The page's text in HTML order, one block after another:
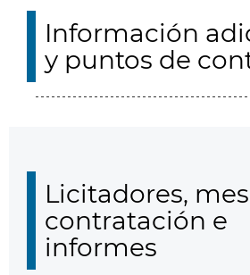
Información
y puntos de
Licitadores,
contratación e
informes